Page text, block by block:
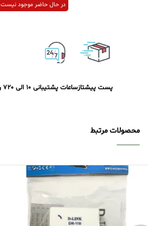
در حال حاضر موجود نیست
پست پیشتازساعات پشتیبانی 10 الی 20 7 روز ضمانت
محصولات مرتبط